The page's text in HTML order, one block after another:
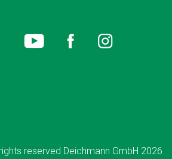
reserved Deichmann GmbH 2026